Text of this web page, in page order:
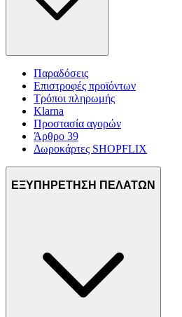
Παραδόσεις
Επιστροφές προϊόντων
Τρόποι πληρωμής
Klarna
Προστασία αγορών
Άρθρο 39
Δωροκάρτες SHOPFLIX
ΕΞΥΠΗΡΕΤΗΣΗ ΠΕΛΑΤΩΝ